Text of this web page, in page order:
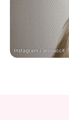
Instagram / jessiaccit